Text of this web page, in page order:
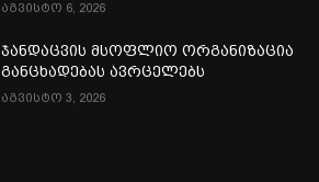
აგვისტო 6, 2026
ჯანდაცვის მსოფლიო ორგანიზაცია
განცხადებას ავრცელებს
აგვისტო 3, 2026